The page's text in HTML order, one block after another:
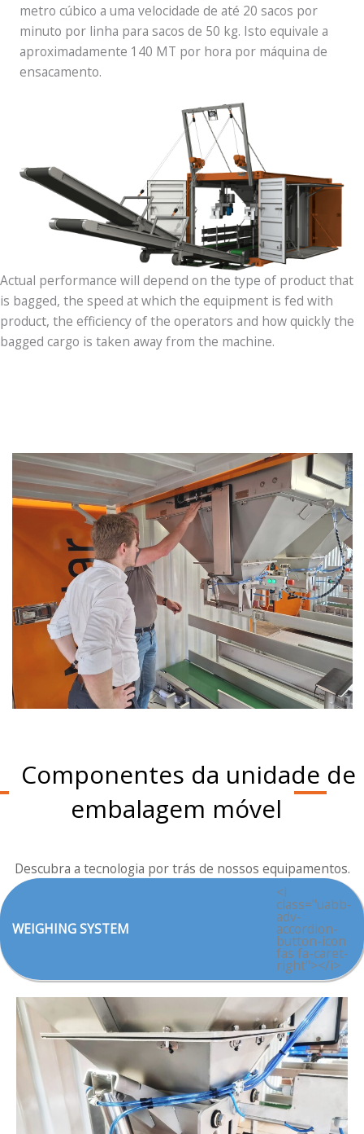
metro cúbico a uma velocidade de até 20 sacos por
minuto por linha para sacos de 50 kg. Isto equivale a
aproximadamente 140 MT por hora por máquina de
ensacamento.
Actual performance will depend on the type of product that
is bagged, the speed at which the equipment is fed with
product, the efficiency of the operators and how quickly the
bagged cargo is taken away from the machine.
Componentes da unidade de
embalagem móvel
Descubra a tecnologia por trás de nossos equipamentos.
WEIGHING SYSTEM
<i
class="uabb-
adv-
accordion-
button-icon
fas fa-caret-
right"></i>